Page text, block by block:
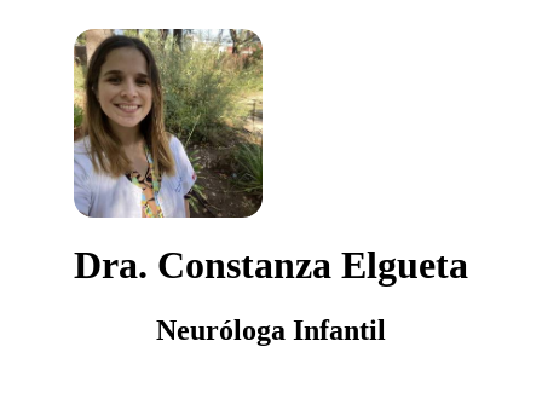
Dra. Constanza Elgueta
Neuróloga Infantil